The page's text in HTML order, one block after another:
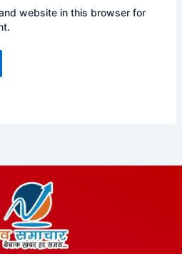
website in this browser for